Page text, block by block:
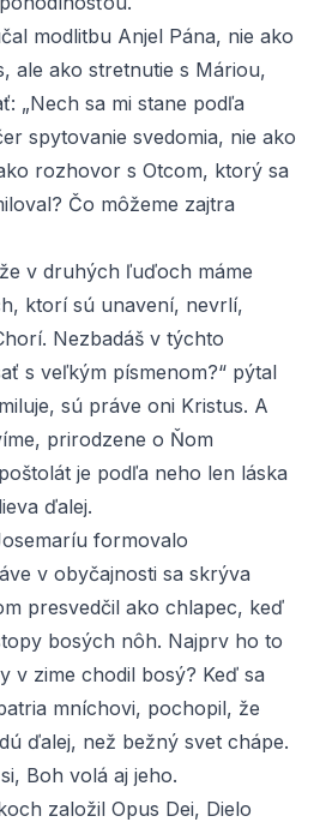
modlitbu Anjel Pána, nie ako
ale ako stretnutie s Máriou,
„Nech sa mi stane podľa
spytovanie svedomia, nie ako
rozhovor s Otcom, ktorý sa
Čo môžeme zajtra
v druhých ľuďoch máme
ktorí sú unavení, nevrlí,
Nezbadáš v týchto
s veľkým písmenom?“ pýtal
sú práve oni Kristus. A
prirodzene o Ňom
je podľa neho len láska
ďalej.
formovalo
v obyčajnosti sa skrýva
presvedčil ako chlapec, keď
bosých nôh. Najprv ho to
v zime chodil bosý? Keď sa
mníchovi, pochopil, že
ďalej, než bežný svet chápe.
Boh volá aj jeho.
založil Opus Dei, Dielo